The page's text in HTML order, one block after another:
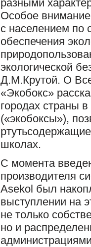
разными
Особое
с населением по
обеспечения
экологической
Д.М.Крутой. О
«Экобокс»
городах страны
(«экобоксы»),
школах.
С момента
производителя
Asekol был
выступлении на
не только
но и